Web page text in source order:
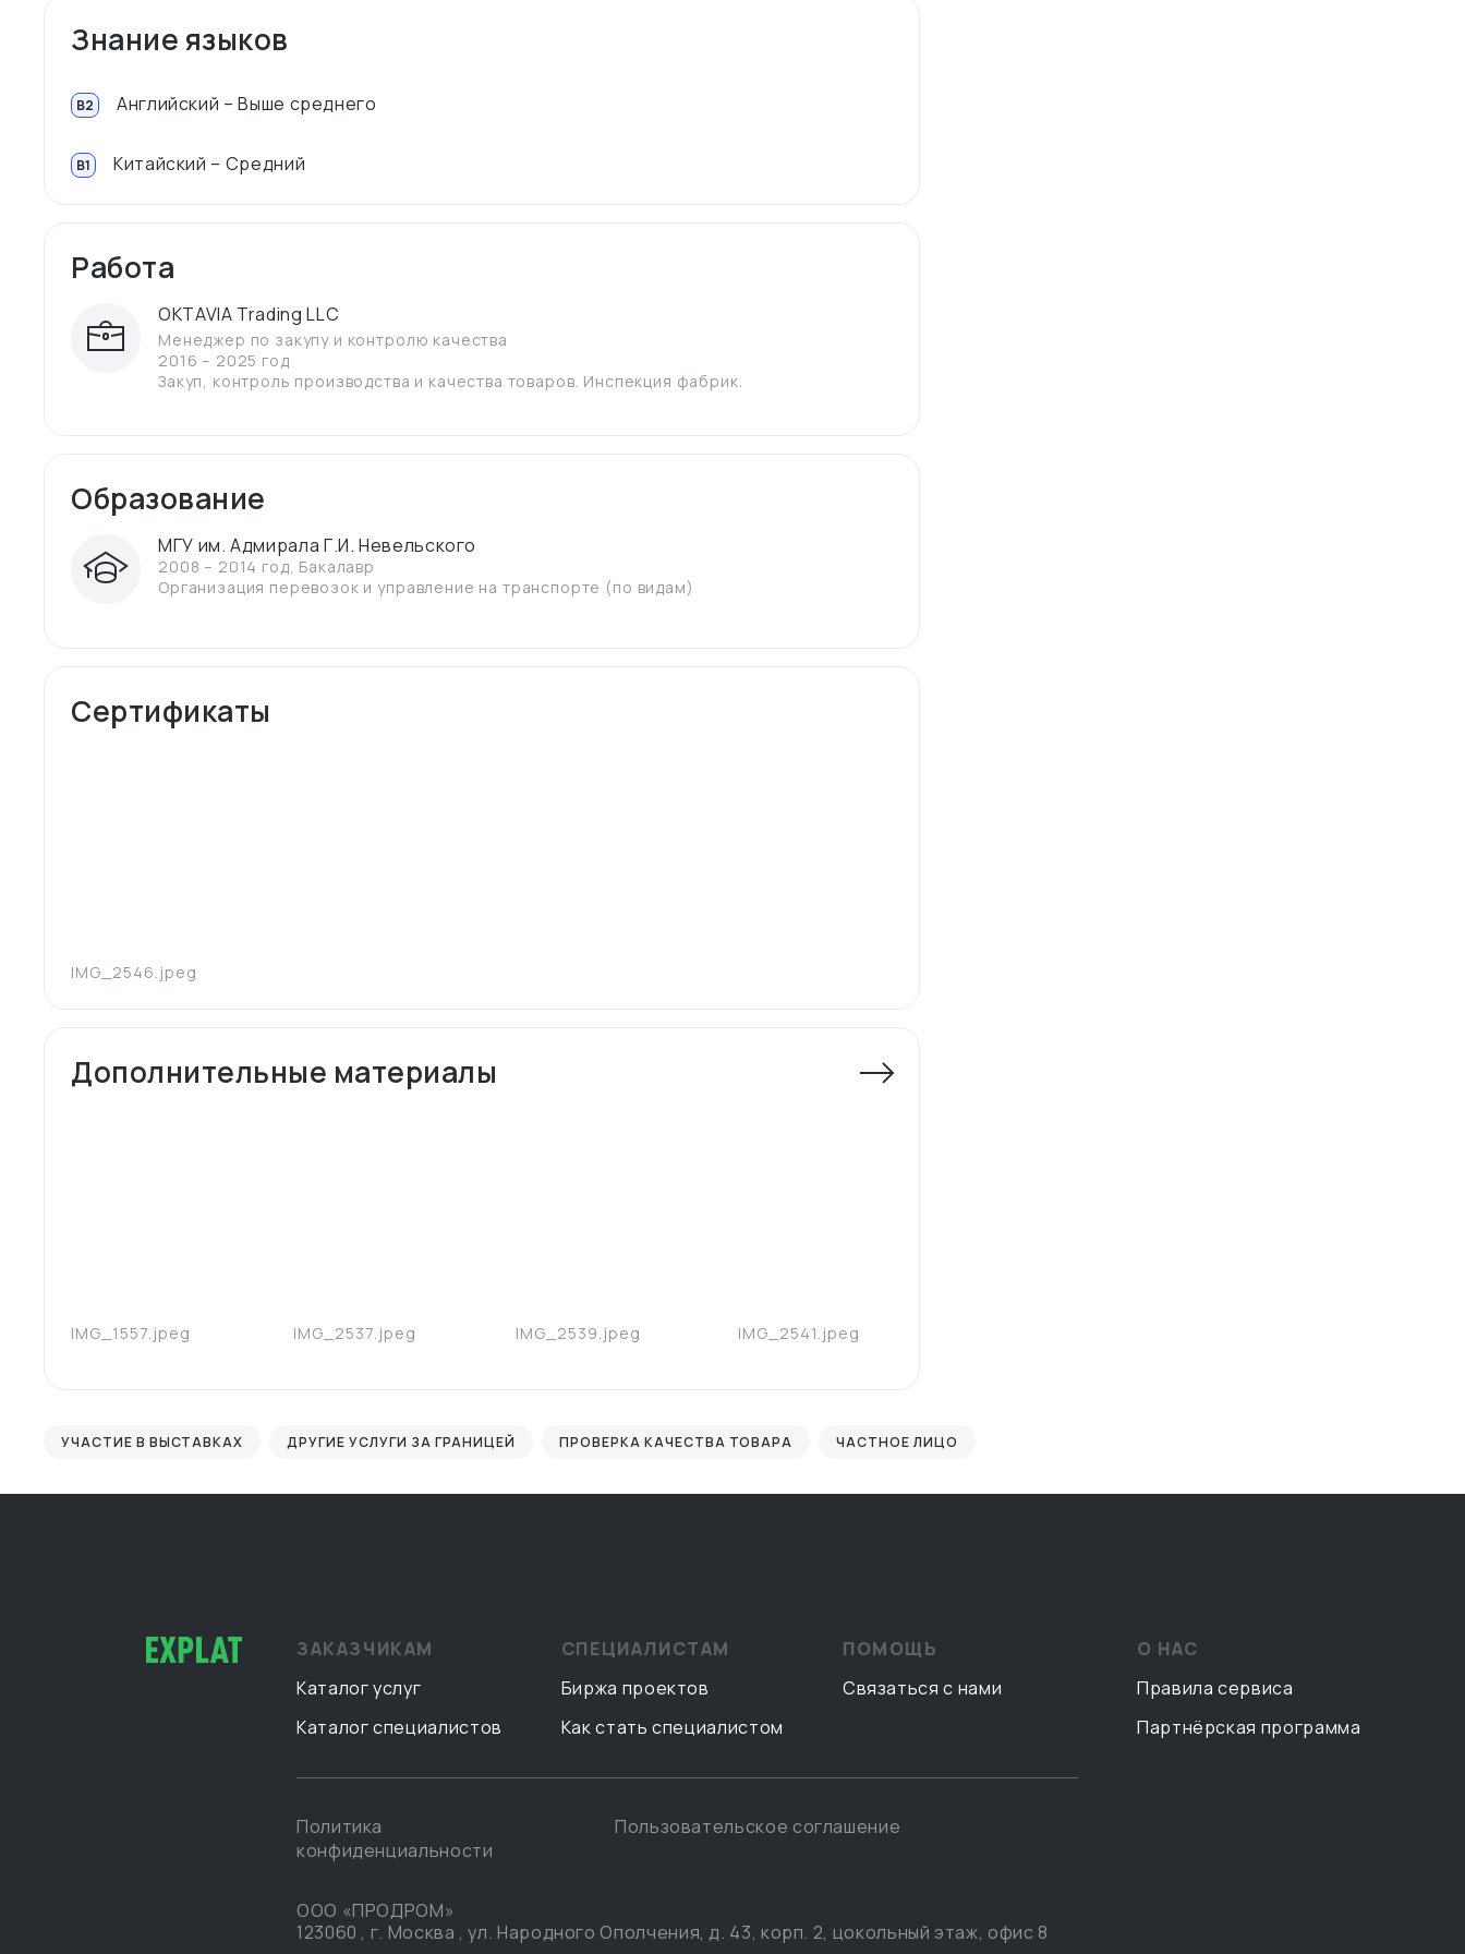
Знание языков
B2 Английский – Выше среднего
B1 Китайский – Средний
Работа
OKTAVIA Trading LLC
Менеджер по закупу и контролю качества
2016 – 2025 год
Закуп, контроль производства и качества товаров. Инспекция фабрик.
Образование
МГУ им. Адмирала Г.И. Невельского
2008 – 2014 год, Бакалавр
Организация перевозок и управление на транспорте (по видам)
Сертификаты
IMG_2546.jpeg
Дополнительные материалы
IMG_1557.jpeg IMG_2537.jpeg IMG_2539.jpeg IMG_2541.jpeg
УЧАСТИЕ В ВЫСТАВКАХ ДРУГИЕ УСЛУГИ ЗА ГРАНИЦЕЙ ПРОВЕРКА КАЧЕСТВА ТОВАРА ЧАСТНОЕ ЛИЦО
ЗАКАЗЧИКАМ
Каталог услуг
Каталог специалистов
СПЕЦИАЛИСТАМ
Биржа проектов
Как стать специалистом
ПОМОЩЬ
Связаться с нами
Политика
конфиденциальности
Пользовательское соглашение
ООО «ПРОДРОМ»
123060 , г. Москва ,ул. Народного Ополчения, д. 43, корп. 2, цокольный этаж, офис 8
О НАС
Правила сервиса
Партнёрская программа